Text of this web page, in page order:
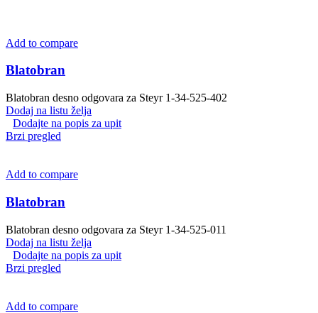
Add to compare
Blatobran
Blatobran desno odgovara za Steyr 1-34-525-402
Dodaj na listu želja
Dodajte na popis za upit
Brzi pregled
Add to compare
Blatobran
Blatobran desno odgovara za Steyr 1-34-525-011
Dodaj na listu želja
Dodajte na popis za upit
Brzi pregled
Add to compare